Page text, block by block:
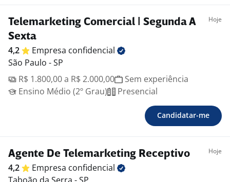
Telemarketing Comercial | Segunda A
Sexta
Hoje
4,2 Empresa confidencial
São Paulo - SP
R$ 1.800,00 a R$ 2.000,00
Sem experiência
Ensino Médio (2º Grau)
Presencial
Candidatar-me
Agente De Telemarketing Receptivo Hoje
4,2 Empresa confidencial